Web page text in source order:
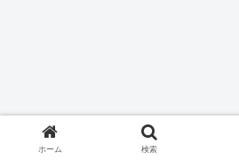
ホーム 検索